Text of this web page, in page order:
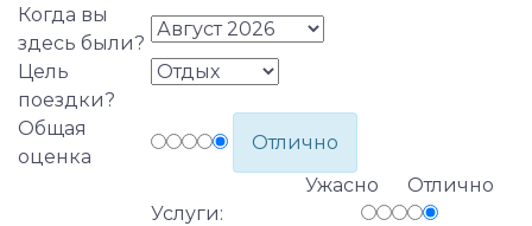
Когда вы
здесь были?
Цель
поездки?
Общая
оценка
Отлично
Ужасно Отлично
Услуги: